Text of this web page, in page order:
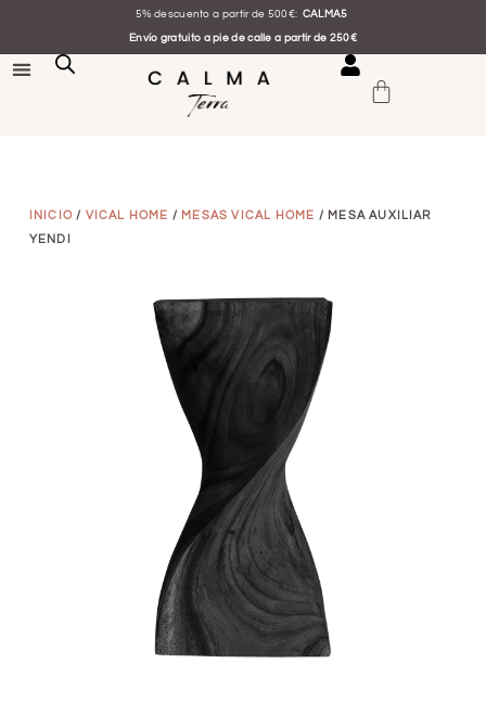
5% descuento a partir de 500€: CALMA5
Envío gratuito a pie de calle a partir de 250€
INICIO / VICAL HOME / MESAS VICAL HOME / MESA AUXILIAR
YENDI